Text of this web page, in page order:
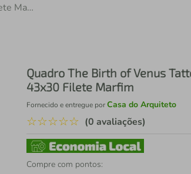
Quadro The Birth of Venus Tattooed 43x30 Filete Marfim
Quadro The Birth of Venus
43x30 Filete Marfim
Fornecido e entregue porCasa do Arquiteto
☆☆☆☆☆ (0 avaliações)
Compre com pontos: